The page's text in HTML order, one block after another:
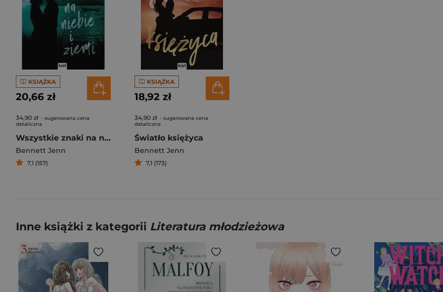
KSIĄŻKA
20,66 zł
34,90 zł - sugerowana cena
detaliczna
Wszystkie znaki na niebie i ziemi
Bennett Jenn
7,1 (157)
KSIĄŻKA
18,92 zł
34,90 zł - sugerowana cena
detaliczna
Światło księżyca
Bennett Jenn
7,1 (173)
Inne książki z kategorii Literatura młodzieżowa